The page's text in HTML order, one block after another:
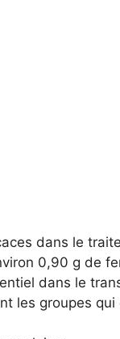
dans le
0,90 g de
dans le
les groupes